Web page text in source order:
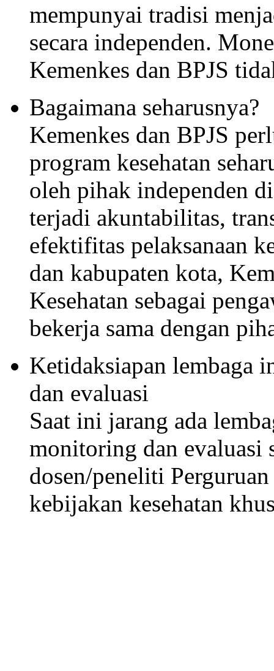
mempunyai tradisi
secara independen.
Kemenkes dan BPJS
Bagaimana seharusnya?
Kemenkes dan BPJS
program kesehatan
oleh pihak independen
terjadi akuntabilitas,
efektifitas pelaksanaan
dan kabupaten kota,
Kesehatan sebagai
bekerja sama dengan
Ketidaksiapan lembaga
dan evaluasi
Saat ini jarang ada
monitoring dan evaluasi
dosen/peneliti
kebijakan kesehatan